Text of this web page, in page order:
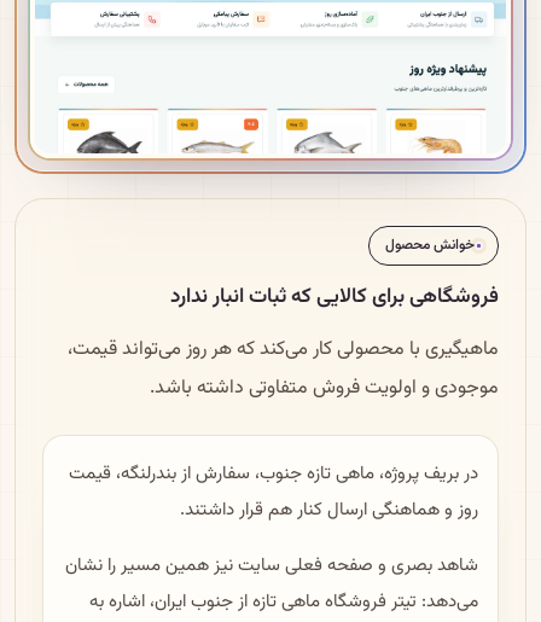
خوانش محصول
فروشگاهی برای کالایی که ثبات انبار ندارد
ماهیگیری با محصولی کار می‌کند که هر روز می‌تواند قیمت،
موجودی و اولویت فروش متفاوتی داشته باشد.
در بریف پروژه، ماهی تازه جنوب، سفارش از بندرلنگه، قیمت
روز و هماهنگی ارسال کنار هم قرار داشتند.
شاهد بصری و صفحه فعلی سایت نیز همین مسیر را نشان
می‌دهد: تیتر فروشگاه ماهی تازه از جنوب ایران، اشاره به